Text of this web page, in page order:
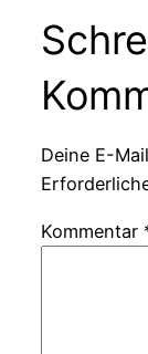
Deine E-
Kommentar